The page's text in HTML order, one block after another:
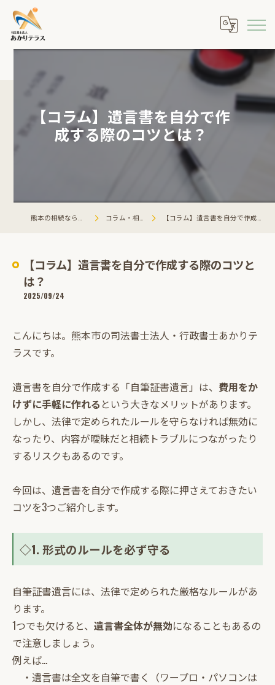
【コラム】遺言書を自分で作
成する際のコツとは？
コラム・相談会情報 【コラム】遺言書を自分で作成する際のコツとは？
【コラム】遺言書を自分で作成する際のコツと
は？
2025/09/24
こんにちは。熊本市の司法書士法人・行政書士あかりテ
ラスです。
遺言書を自分で作成する「自筆証書遺言」は、 費用をか
けずに手軽に作れる という大きなメリットがあります。
しかし、法律で定められたルールを守らなければ無効に
なったり、内容が曖昧だと相続トラブルにつながったり
するリスクもあるのです。
今回は、遺言書を自分で作成する際に押さえておきたい
コツを3つご紹介します。
◇1. 形式のルールを必ず守る
自筆証書遺言には、法律で定められた厳格なルールがあ
ります。
1つでも欠けると、 遺言書全体が無効になることもあるの
で注意しましょう。
例えば…
・遺言書は全文を自筆で書く（ワープロ・パソコンは